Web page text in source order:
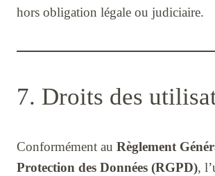
hors obligation légale ou judiciaire.
7. Droits des
Conformément au Règlement
Protection des Données (RGPD),